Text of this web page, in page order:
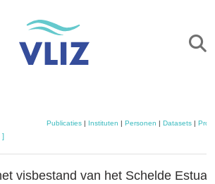
Publicaties| Instituten | Personen | Datasets|
]
visbestand van het Schelde